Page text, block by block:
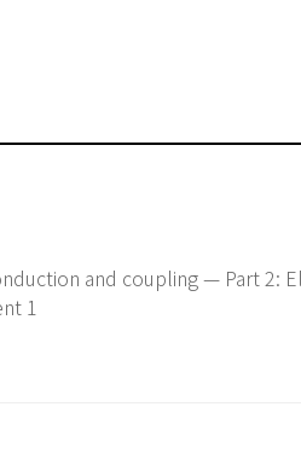
and coupling — Part 2:
1